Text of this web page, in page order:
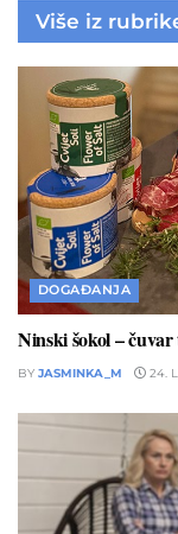
Više iz
DOGAĐANJA
Ninski šokol –
BY JASMINKA_M 24.